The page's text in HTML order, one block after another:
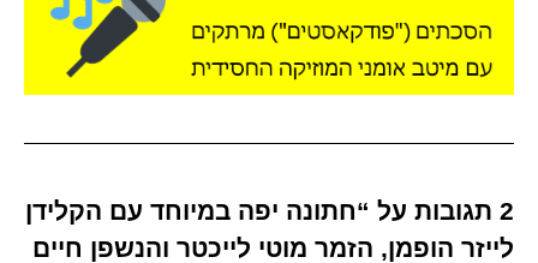
2 תגובות על “חתונה יפה במיוחד עם הקלידן
לייזר הופמן, הזמר מוטי לייכטר והנשפן חיים